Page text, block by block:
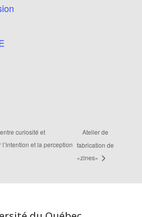
curiosité et
et la perception
Atelier de
fabrication de
«zines»